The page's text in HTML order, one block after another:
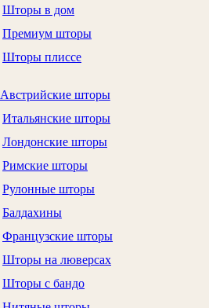
Шторы в дом
Премиум шторы
Шторы плиссе
Австрийские шторы
Итальянские шторы
Лондонские шторы
Римские шторы
Рулонные шторы
Балдахины
Французские шторы
Шторы на люверсах
Шторы с бандо